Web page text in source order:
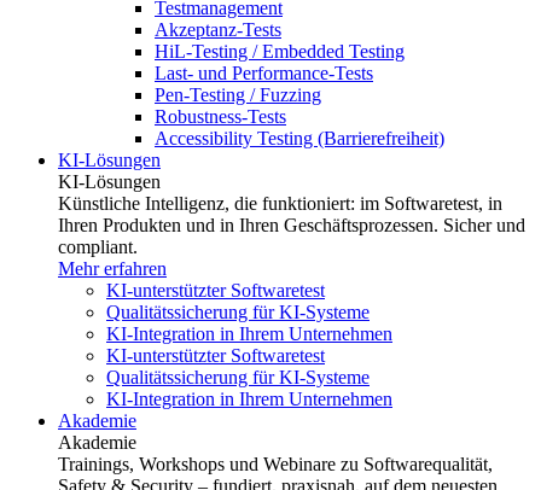
Testmanagement
Akzeptanz-Tests
HiL-Testing / Embedded Testing
Last- und Performance-Tests
Pen-Testing / Fuzzing
Robustness-Tests
Accessibility Testing (Barrierefreiheit)
KI-Lösungen
KI-Lösungen
Künstliche Intelligenz, die funktioniert: im Softwaretest, in
Ihren Produkten und in Ihren Geschäftsprozessen. Sicher und
compliant.
Mehr erfahren
KI-unterstützter Softwaretest
Qualitätssicherung für KI-Systeme
KI-Integration in Ihrem Unternehmen
KI-unterstützter Softwaretest
Qualitätssicherung für KI-Systeme
KI-Integration in Ihrem Unternehmen
Akademie
Akademie
Trainings, Workshops und Webinare zu Softwarequalität,
Safety & Security – fundiert, praxisnah, auf dem neuesten